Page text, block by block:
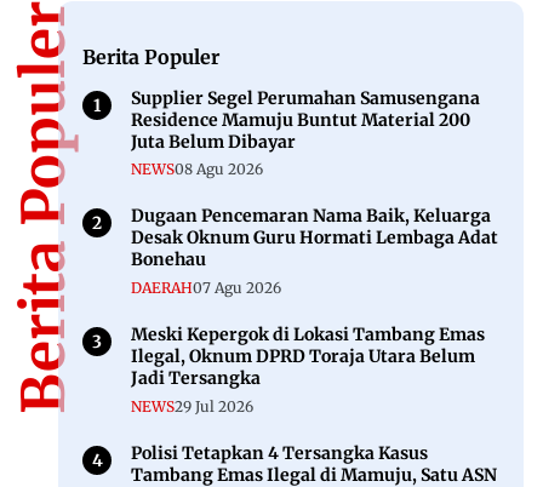
Berita PopulerBerita Populer
Supplier Segel Perumahan Samusengana
Residence Mamuju Buntut Material 200
Juta Belum Dibayar
NEWS08 Agu 2026
Dugaan Pencemaran Nama Baik, Keluarga
Desak Oknum Guru Hormati Lembaga Adat
Bonehau
DAERAH07 Agu 2026
Meski Kepergok di Lokasi Tambang Emas
Ilegal, Oknum DPRD Toraja Utara Belum
Jadi Tersangka
NEWS29 Jul 2026
Polisi Tetapkan 4 Tersangka Kasus
Tambang Emas Ilegal di Mamuju, Satu ASN